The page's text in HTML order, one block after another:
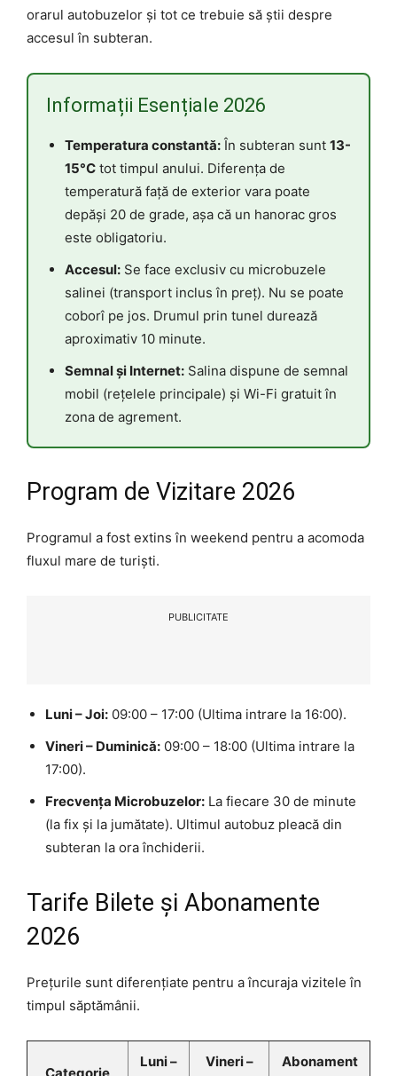
orarul autobuzelor și tot ce trebuie să știi despre
accesul în subteran.
Informații Esențiale 2026
Temperatura constantă: În subteran sunt 13-
15°C tot timpul anului. Diferența de
temperatură față de exterior vara poate
depăși 20 de grade, așa că un hanorac gros
este obligatoriu.
Accesul: Se face exclusiv cu microbuzele
salinei (transport inclus în preț). Nu se poate
coborî pe jos. Drumul prin tunel durează
aproximativ 10 minute.
Semnal și Internet: Salina dispune de semnal
mobil (rețelele principale) și Wi-Fi gratuit în
zona de agrement.
Program de Vizitare 2026
Programul a fost extins în weekend pentru a acomoda
fluxul mare de turiști.
PUBLICITATE
Luni – Joi: 09:00 – 17:00 (Ultima intrare la 16:00).
Vineri – Duminică: 09:00 – 18:00 (Ultima intrare la
17:00).
Frecvența Microbuzelor: La fiecare 30 de minute
(la fix și la jumătate). Ultimul autobuz pleacă din
subteran la ora închiderii.
Tarife Bilete și Abonamente
2026
Prețurile sunt diferențiate pentru a încuraja vizitele în
timpul săptămânii.
Luni – Vineri – Abonament